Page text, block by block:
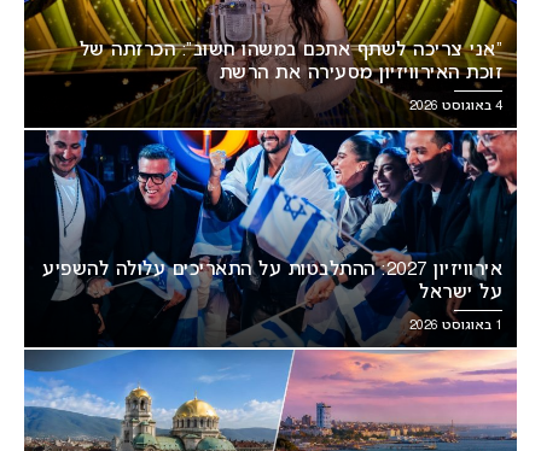
“אני צריכה לשתף אתכם במשהו חשוב”: הכרזתה של
זוכת האירוויזיון מסעירה את הרשת
4 באוגוסט 2026
אירוויזיון 2027: ההתלבטות על התאריכים עלולה להשפיע
על ישראל
1 באוגוסט 2026